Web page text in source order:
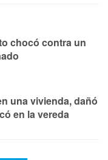
chocó contra un
una vivienda, dañó
en la vereda